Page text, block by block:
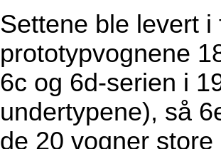
Settene ble levert
prototypvognene
6c og 6d-serien i
undertypene), så
de 20 vogner